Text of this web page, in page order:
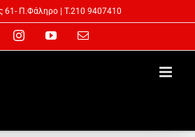
61- Π.Φάληρo | T.210 9407410
InstagramYouTubeEmail